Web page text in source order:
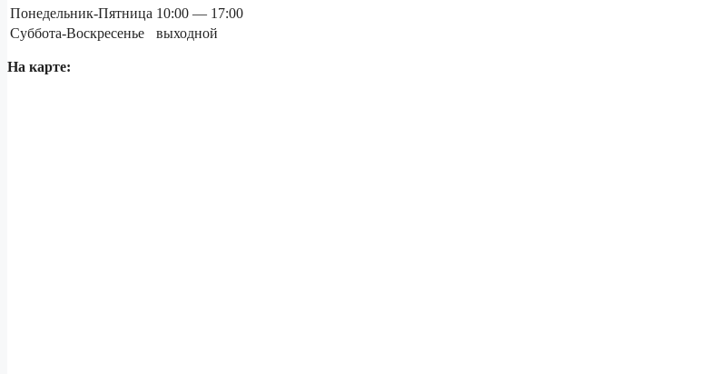
Понедельник-Пятница 10:00 — 17:00
Суббота-Воскресенье
выходной
На карте: